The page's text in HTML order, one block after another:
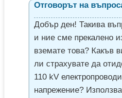
Отговорът на
Добър ден! Такива
и ние сме прекалено
вземате това? Какъв
ли страхувате да
110 kV
напрежение?